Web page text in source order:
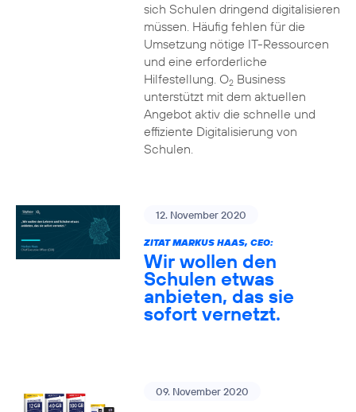
sich Schulen dringend digitalisieren
müssen. Häufig fehlen für die
Umsetzung nötige IT-Ressourcen
und eine erforderliche
Hilfestellung. O2Business
unterstützt mit dem aktuellen
Angebot aktiv die schnelle und
effiziente Digitalisierung von
Schulen.
12. November 2020
ZITAT MARKUS HAAS, CEO:
Wir wollen den
Schulen etwas
anbieten, das sie
sofort vernetzt.
09. November 2020